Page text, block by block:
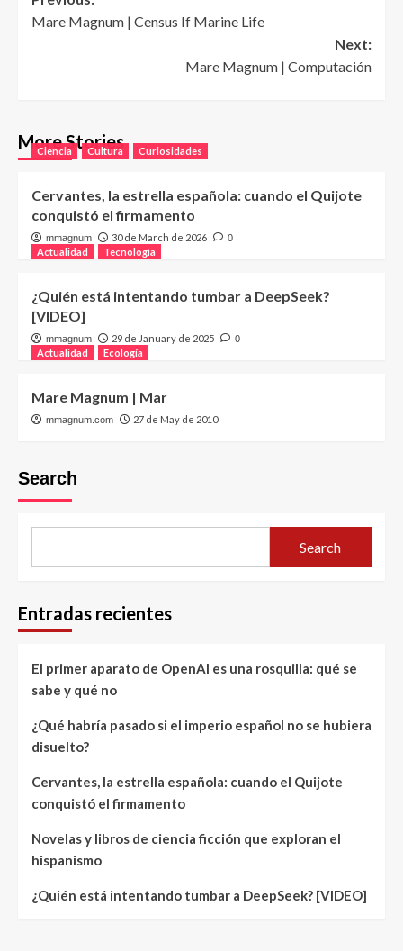
navigation
Mare Magnum | Census If Marine Life
Next:
Mare Magnum | Computación
More Stories
Ciencia Cultura Curiosidades
Cervantes, la estrella española: cuando el Quijote
conquistó el firmamento
mmagnum 30 de March de 2026 0
Actualidad Tecnología
¿Quién está intentando tumbar a DeepSeek?
[VIDEO]
mmagnum 29 de January de 2025 0
Actualidad Ecología
Mare Magnum | Mar
mmagnum.com 27 de May de 2010
Search
Search
Entradas recientes
El primer aparato de OpenAI es una rosquilla: qué se
sabe y qué no
¿Qué habría pasado si el imperio español no se hubiera
disuelto?
Cervantes, la estrella española: cuando el Quijote
conquistó el firmamento
Novelas y libros de ciencia ficción que exploran el
hispanismo
¿Quién está intentando tumbar a DeepSeek? [VIDEO]